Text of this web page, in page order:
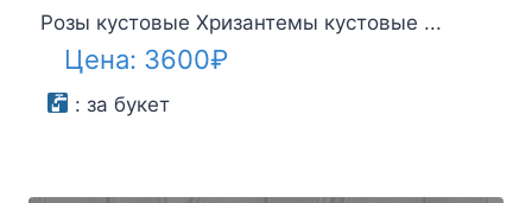
Розы кустовые Хризантемы кустовые ...
Цена: 3600₽
: за букет